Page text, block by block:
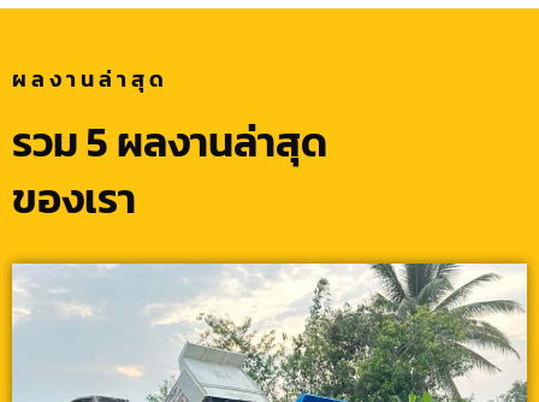
ผลงานล่าสุด
รวม 5 ผลงานล่าสุด
ของเรา